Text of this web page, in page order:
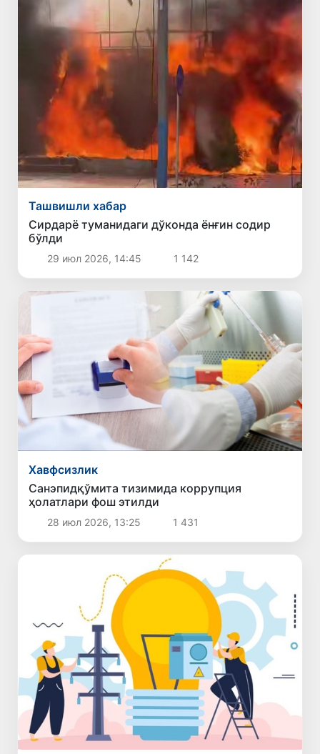
Ташвишли хабар
Сирдарё туманидаги дўконда ёнғин содир
бўлди
29 июл 2026, 14:45 1 142
Хавфсизлик
Санэпидқўмита тизимида коррупция
ҳолатлари фош этилди
28 июл 2026, 13:25 1 431